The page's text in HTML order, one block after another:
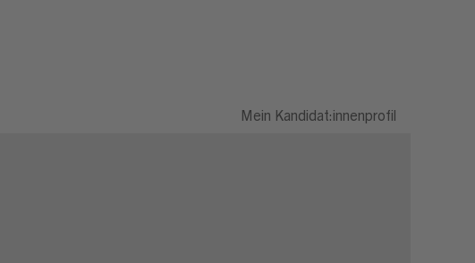
Mein Kandidat:innenprofil